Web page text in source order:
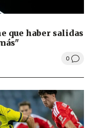
que haber salidas
0